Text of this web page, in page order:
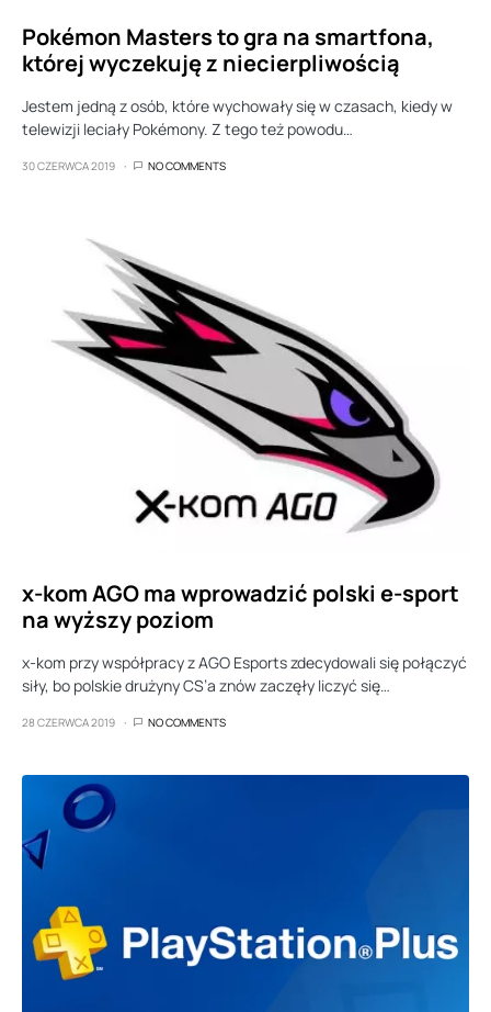
Pokémon Masters to gra na smartfona,
której wyczekuję z niecierpliwością
Jestem jedną z osób, które wychowały się w czasach, kiedy w
telewizji leciały Pokémony. Z tego też powodu…
30 CZERWCA 2019 NO COMMENTS
x-kom AGO ma wprowadzić polski e-sport
na wyższy poziom
x-kom przy współpracy z AGO Esports zdecydowali się połączyć
siły, bo polskie drużyny CS’a znów zaczęły liczyć się…
28 CZERWCA 2019 NO COMMENTS